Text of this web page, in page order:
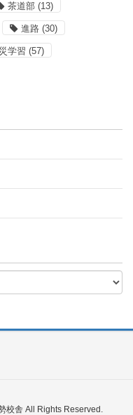
茶道部 (13)
進路 (30)
学習 (57)
校舎 All Rights Reserved.